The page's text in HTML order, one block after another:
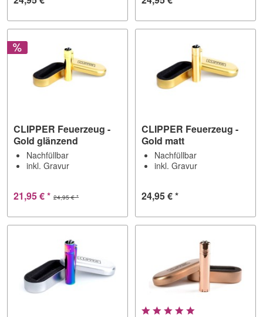
CLIPPER Feuerzeug -
Gold glänzend
Nachfüllbar
inkl. Gravur
24,95 € *
21,95 € *
CLIPPER Feuerzeug -
Gold matt
Nachfüllbar
inkl. Gravur
24,95 € *